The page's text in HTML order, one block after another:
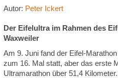
Autor: Peter Ickert
Der Eifelultra im Rahmen des
Waxweiler
Am 9. Juni fand der Eifel-
zum 16. Mal statt, aber das erste
Ultramarathon über 51,4